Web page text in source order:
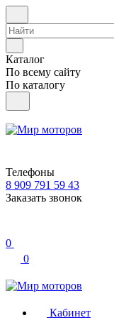
Каталог
По всему сайту
По каталогу
Телефоны
8 909 791 59 43
Заказать звонок
0
0
Кабинет